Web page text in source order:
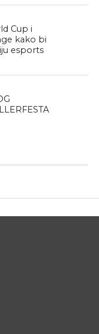
Cup i
kako bi
esports